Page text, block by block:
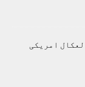
امریکی